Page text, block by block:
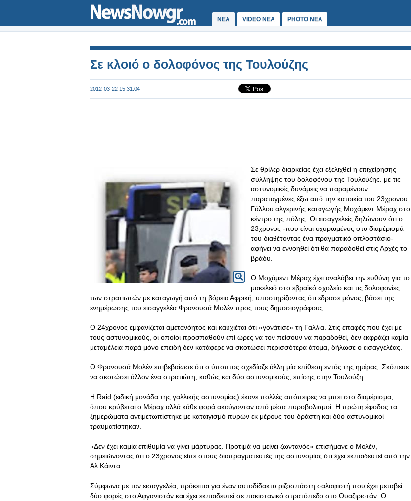
ΝΕΑ VIDEO NEA PHOTO NEA
Σε κλοιό ο δολοφόνος της Τουλούζης
2012-03-22 15:31:04
Σε θρίλερ διαρκείας έχει εξελιχθεί η επιχείρησης
σύλληψης του δολοφόνου της Τουλούζης, με τις
αστυνομικές δυνάμεις να παραμένουν
παραταγμένες έξω από την κατοικία του 23χρονου
Γάλλου αλγερινής καταγωγής Μοχάμεντ Μέραχ στο
κέντρο της πόλης. Οι εισαγγελείς δηλώνουν ότι ο
23χρονος -που είναι οχυρωμένος στο διαμέρισμά
του διαθέτοντας ένα πραγματικό οπλοστάσιο-
αφήνει να εννοηθεί ότι θα παραδοθεί στις Αρχές το
βράδυ.
Ο Μοχάμεντ Μέραχ έχει αναλάβει την ευθύνη για το
μακελειό στο εβραϊκό σχολείο και τις δολοφονίες
των στρατιωτών με καταγωγή από τη βόρεια Αφρική, υποστηρίζοντας ότι έδρασε μόνος, βάσει της
ενημέρωσης του εισαγγελέα Φρανουσά Μολέν προς τους δημοσιογράφους.
Ο 24χρονος εμφανίζεται αμετανόητος και καυχιέται ότι «γονάτισε» τη Γαλλία. Στις επαφές που έχει με
τους αστυνομικούς, οι οποίοι προσπαθούν επί ώρες να τον πείσουν να παραδοθεί, δεν εκφράζει καμία
μεταμέλεια παρά μόνο επειδή δεν κατάφερε να σκοτώσει περισσότερα άτομα, δήλωσε ο εισαγγελέας.
Ο Φρανουσά Μολέν επιβεβαίωσε ότι ο ύποπτος σχεδίαζε άλλη μία επίθεση εντός της ημέρας. Σκόπευε
να σκοτώσει άλλον ένα στρατιώτη, καθώς και δύο αστυνομικούς, επίσης στην Τουλούζη.
Η Raid (ειδική μονάδα της γαλλικής αστυνομίας) έκανε πολλές απόπειρες να μπει στο διαμέρισμα,
όπου κρύβεται ο Μέραχ αλλά κάθε φορά ακούγονταν από μέσα πυροβολισμοί. Η πρώτη έφοδος τα
ξημερώματα αντιμετωπίστηκε με καταιγισμό πυρών εκ μέρους του δράστη και δύο αστυνομικοί
τραυματίστηκαν.
«Δεν έχει καμία επιθυμία να γίνει μάρτυρας. Προτιμά να μείνει ζωντανός» επισήμανε ο Μολέν,
σημειώνοντας ότι ο 23χρονος είπε στους διαπραγματευτές της αστυνομίας ότι έχει εκπαιδευτεί από την
Αλ Κάιντα.
Σύμφωνα με τον εισαγγελέα, πρόκειται για έναν αυτοδίδακτο ριζοσπάστη σαλαφιστή που έχει μεταβεί
δύο φορές στο Αφγανιστάν και έχει εκπαιδευτεί σε πακιστανικό στρατόπεδο στο Ουαζιριστάν. Ο